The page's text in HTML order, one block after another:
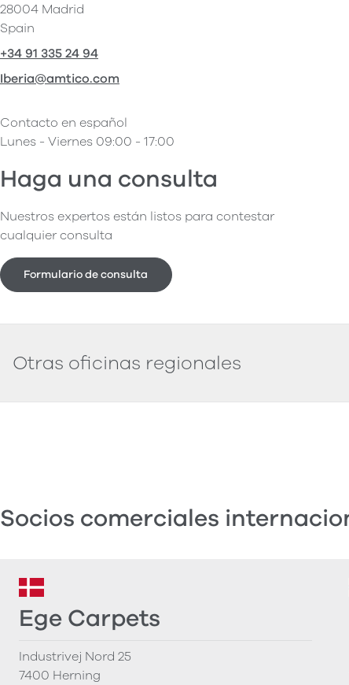
28004 Madrid
Spain
+34 91 335 24 94
Iberia@amtico.com
Contacto en español
Lunes - Viernes 09:00 - 17:00
Haga una consulta
Nuestros expertos están listos para contestar
cualquier consulta
Formulario de consulta
Otras oficinas regionales
Socios comerciales
Ege Carpets
Industrivej Nord 25
7400 Herning